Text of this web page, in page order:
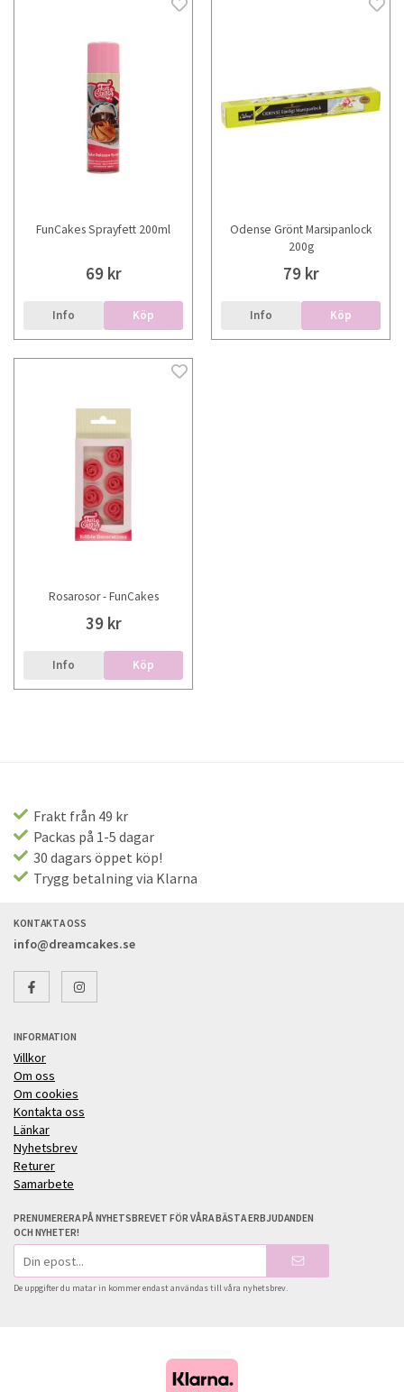
FunCakes Sprayfett 200ml
69 kr
Info Köp
Odense Grönt Marsipanlock
200g
79 kr
Info Köp
Rosarosor - FunCakes
39 kr
Info Köp
Frakt från 49 kr
Packas på 1-5 dagar
30 dagars öppet köp!
Trygg betalning via Klarna
KONTAKTA OSS
info@dreamcakes.se
INFORMATION
Villkor
Om oss
Om cookies
Kontakta oss
Länkar
Nyhetsbrev
Returer
Samarbete
PRENUMERERA PÅ NYHETSBREVET FÖR VÅRA BÄSTA ERBJUDANDEN
OCH NYHETER!
postadress
De uppgifter du matar in kommer endast användas till våra nyhetsbrev.